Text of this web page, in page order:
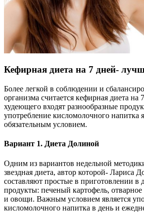
Кефирная диета на 7 дней-
Более легкой в соблюдении и
организма считается кефирная диета
худеющего входят разнообразные
употребление кисломолочного напитка
обязательным условием.
Вариант 1. Диета Долиной
Одним из вариантов недельной
звездная диета, автор которой- Лариса
составляют простые в приготовлении в
продукты: печеный картофель,
и овощи. Важным условием является
кисломолочного напитка в день и